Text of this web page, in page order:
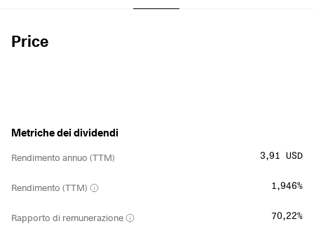
Price
Metriche dei dividendi
Rendimento annuo (TTM) 3,91 USD
Rendimento (TTM) 1,946%
Rapporto di remunerazione 70,22%